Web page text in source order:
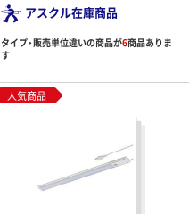
アスクル在庫商品
タイプ・販売単位違いの商品が6商品ありま
す
人気商品